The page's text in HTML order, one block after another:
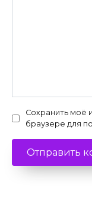
Сохранить моё
браузере для